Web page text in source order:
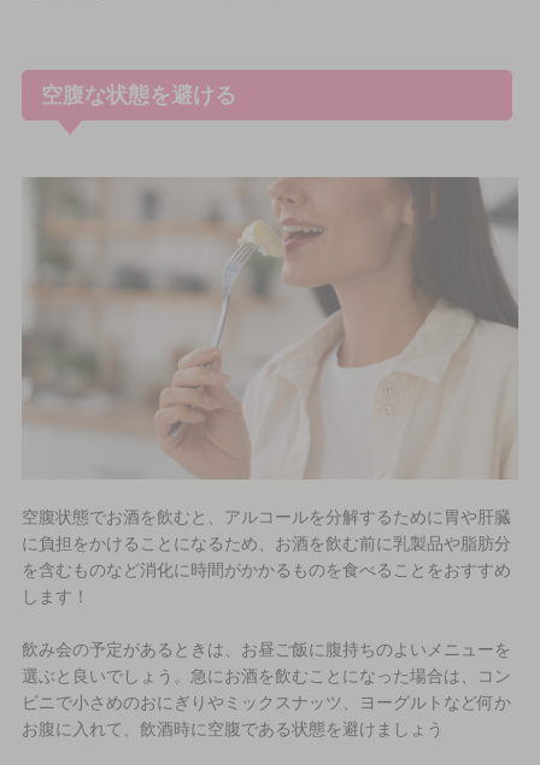
空腹な状態を避ける
空腹状態でお酒を飲むと、アルコールを分解するために胃や肝臓
に負担をかけることになるため、お酒を飲む前に乳製品や脂肪分
を含むものなど消化に時間がかかるものを食べることをおすすめ
します！
飲み会の予定があるときは、お昼ご飯に腹持ちのよいメニューを
選ぶと良いでしょう。急にお酒を飲むことになった場合は、コン
ビニで小さめのおにぎりやミックスナッツ、ヨーグルトなど何か
お腹に入れて、飲酒時に空腹である状態を避けましょう